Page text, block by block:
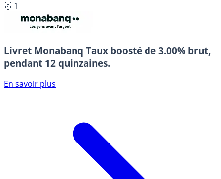
🥇 1
Livret Monabanq Taux boosté de 3.00% brut,
pendant 12 quinzaines.
En savoir plus